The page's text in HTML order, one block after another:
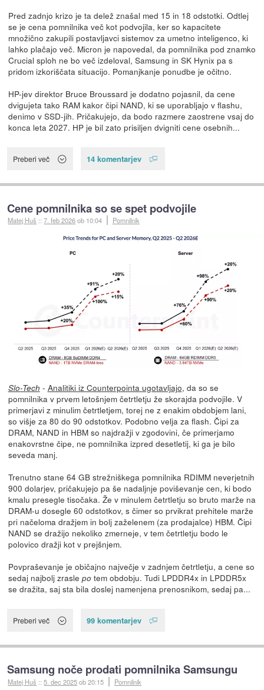
Pred zadnjo krizo je ta delež znašal med 15 in 18 odstotki. Odtlej
se je cena pomnilnika več kot podvojila, ker so kapacitete
množično zakupili postavljavci sistemov za umetno inteligenco, ki
lahko plačajo več. Micron je napovedal, da pomnilnika pod znamko
Crucial sploh ne bo več izdeloval, Samsung in SK Hynix pa s
pridom izkoriščata situacijo. Pomanjkanje ponudbe je očitno.
HP-jev direktor Bruce Broussard je dodatno pojasnil, da cene
dvigujeta tako RAM kakor čipi NAND, ki se uporabljajo v flashu,
denimo v SSD-jih. Pričakujejo, da bodo razmere zaostrene vsaj do
konca leta 2027. HP je bil zato prisiljen dvigniti cene osebnih...
Preberi več 14 komentarjev
Cene pomnilnika so se spet podvojile
Matej Huš ::7. feb 2026ob 10:04 Pomnilnik
Slo-Tech - Analitiki iz Counterpointa ugotavljajo, da so se
pomnilnika v prvem letošnjem četrtletju že skorajda podvojile. V
primerjavi z minulim četrtletjem, torej ne z enakim obdobjem lani,
so višje za 80 do 90 odstotkov. Podobno velja za flash. Čipi za
DRAM, NAND in HBM so najdražji v zgodovini, če primerjamo
enakovrstne čipe, ne pomnilnika izpred desetletij, ki ga je bilo
seveda manj.
Trenutno stane 64 GB strežniškega pomnilnika RDIMM neverjetnih
900 dolarjev, pričakujejo pa še nadaljnje poviševanje cen, ki bodo
kmalu presegle tisočaka. Že v minulem četrtletju so bruto marže na
DRAM-u dosegle 60 odstotkov, s čimer so prvikrat prehitele marže
pri načeloma dražjem in bolj zaželenem (za prodajalce) HBM. Čipi
NAND se dražijo nekoliko zmerneje, v tem četrtletju bodo le
polovico dražji kot v prejšnjem.
Povpraševanje je običajno največje v zadnjem četrtletju, a cene so
sedaj najbolj zrasle po tem obdobju. Tudi LPDDR4x in LPDDR5x
se dražita, saj sta bila doslej namenjena prenosnikom, sedaj pa...
Preberi več 99 komentarjev
Samsung noče prodati pomnilnika Samsungu
Matej Huš ::5. dec 2025ob 20:15 Pomnilnik